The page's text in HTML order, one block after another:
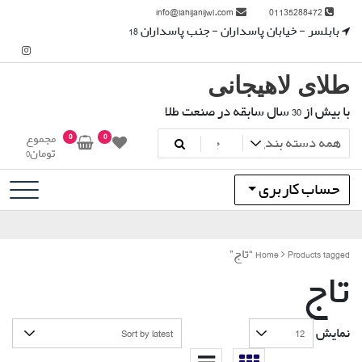
محتوابابلسر - خیابان پاسداران - جنب پاسداران 18
طلای لاهیجانی
با بیش از 30 سال سابقه در صنعت طلا
0
0 مجموع
تومان0
حساب کاربری
Home Products tagged “تاج”
تاج
نمایش